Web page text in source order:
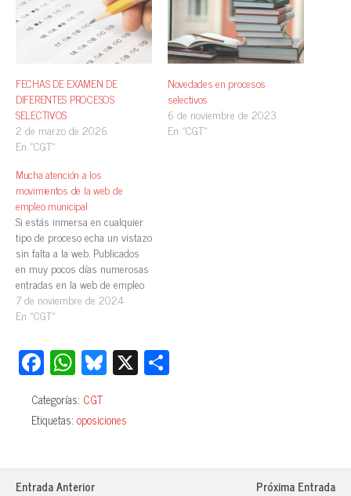
FECHAS DE EXAMEN DE
DIFERENTES PROCESOS
SELECTIVOS
2 de marzo de 2026
En «CGT»
Novedades en procesos
selectivos
6 de noviembre de 2023
En «CGT»
Mucha atención a los
movimientos de la web de
empleo municipal
Si estás inmersa en cualquier
tipo de proceso echa un vistazo
sin falta a la web. Publicados
en muy pocos días numerosas
entradas en la web de empleo
municipal. Novedades. Oferta
de Empleo . Ayuntamiento de
estabilización. Plazos de
inscripción a procesos
selectivos. Fechas de examen.
Calificaciones.…
7 de noviembre de 2024
En «CGT»
Fa
ce
bo
ok
W
ha
ts
A
pp
Bl
ue
sk
y
X
rti
Categorías: CGT
Etiquetas: oposiciones
Entrada Anterior Próxima Entrada